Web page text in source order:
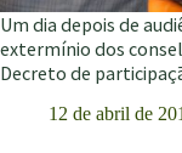
Um dia depois de
extermínio dos
Decreto de
12 de abril de